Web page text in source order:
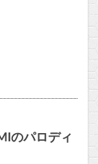
のパロディ